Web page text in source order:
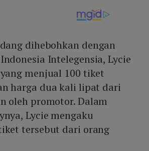
dihebohkan dengan
Intelegensia, Lycie
yang menjual 100 tiket
harga dua kali lipat dari
oleh promotor. Dalam
Lycie mengaku
tersebut dari orang